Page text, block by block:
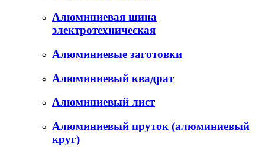
Алюминиевая шина
электротехническая
Алюминиевые заготовки
Алюминиевый квадрат
Алюминиевый лист
Алюминиевый пруток (алюминиевый
круг)